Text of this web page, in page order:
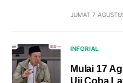
JUMAT 7
INFORIAL
Mulai 17
Uji Coba